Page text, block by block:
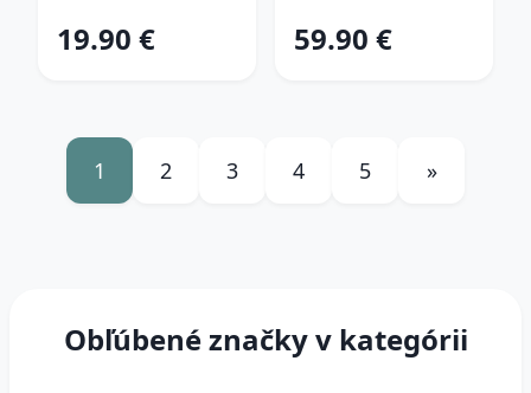
19.90 € 59.90 €
1 2 3 4 5 »
Obľúbené značky v kategórii